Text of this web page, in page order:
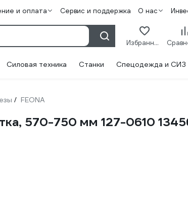
и оплата Сервис и поддержка О нас
Избранное
Силовая техника Станки Спецодежда и СИЗ
/ FEONA
570-750 мм 127-0610